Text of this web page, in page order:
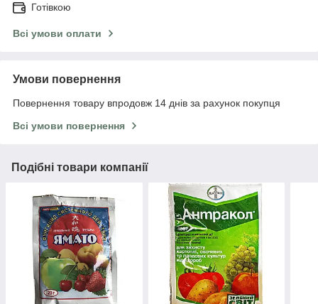
Готівкою
Всі умови оплати
Умови повернення
Повернення товару впродовж 14 днів за рахунок покупця
Всі умови повернення
Подібні товари компанії